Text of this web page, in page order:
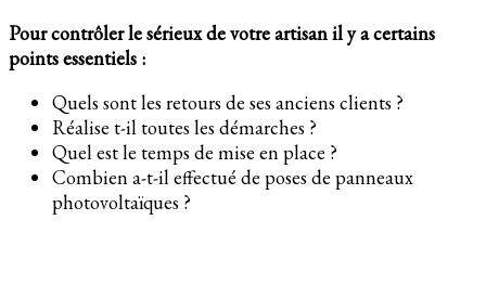
Pour contrôler le sérieux de votre artisan il y a certains
points essentiels :
Quels sont les retours de ses anciens clients ?
Réalise t-il toutes les démarches ?
Quel est le temps de mise en place ?
Combien a-t-il effectué de poses de panneaux
photovoltaïques ?